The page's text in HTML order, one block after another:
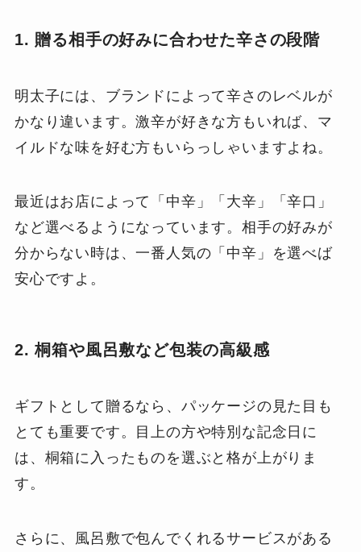
1. 贈る相手の好みに合わせた辛さの段階
明太子には、ブランドによって辛さのレベルが
かなり違います。激辛が好きな方もいれば、マ
イルドな味を好む方もいらっしゃいますよね。
最近はお店によって「中辛」「大辛」「辛口」
など選べるようになっています。相手の好みが
分からない時は、一番人気の「中辛」を選べば
安心ですよ。
2. 桐箱や風呂敷など包装の高級感
ギフトとして贈るなら、パッケージの見た目も
とても重要です。目上の方や特別な記念日に
は、桐箱に入ったものを選ぶと格が上がりま
す。
さらに、風呂敷で包んでくれるサービスがある